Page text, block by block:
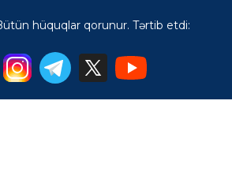
hüquqlar qorunur. Tərtib etdi: